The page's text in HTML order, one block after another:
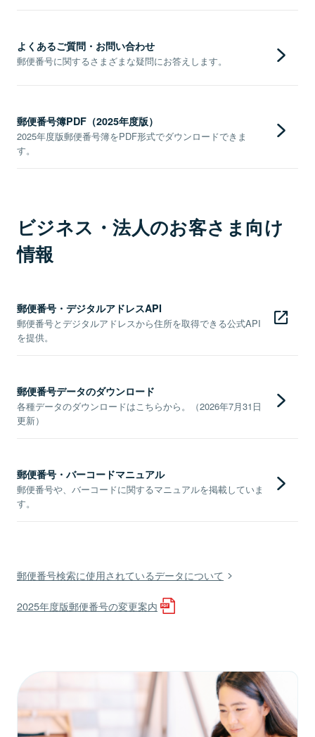
よくあるご質問・お問い合わせ
郵便番号に関するさまざまな疑問にお答えします。
郵便番号簿PDF（2025年度版）
2025年度版郵便番号簿をPDF形式でダウンロードできま
す。
ビジネス・法人のお客さま向け
情報
郵便番号・デジタルアドレスAPI
郵便番号とデジタルアドレスから住所を取得できる公式API
を提供。
郵便番号データのダウンロード
各種データのダウンロードはこちらから。（2026年7月31日
更新）
郵便番号・バーコードマニュアル
郵便番号や、バーコードに関するマニュアルを掲載していま
す。
郵便番号検索に使用されているデータについて
2025年度版郵便番号の変更案内